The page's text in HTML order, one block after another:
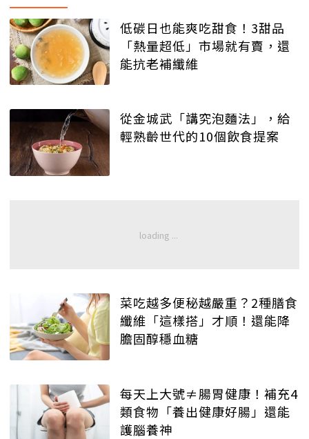
低碳日也能爽吃甜食！3甜品
「熱量超低」市場就有賣，還
能抗老補纖維
從金城武「講究泡麵法」，給
輕熟齡世代的10個飲食提案
菜吃越多便秘越嚴重？2種膳食
纖維「這樣搭」才順！還能降
膽固醇穩血糖
每天上大號≠腸胃健康！補充4
類食物「養出健康好腸」還能
護腦養神